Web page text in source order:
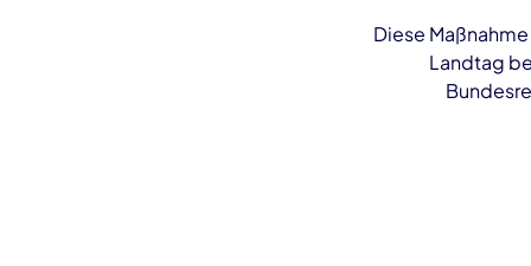
Diese
Landtag